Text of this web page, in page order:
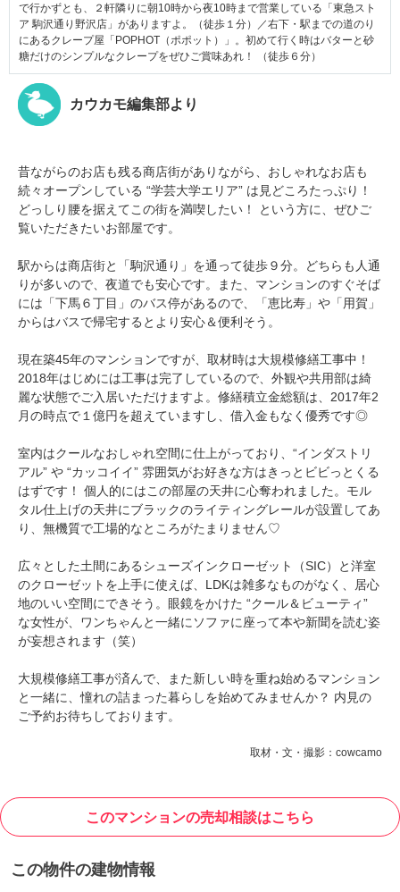
で行かずとも、２軒隣りに朝10時から夜10時まで営業している「東急スト
ア 駒沢通り野沢店」がありますよ。（徒歩１分）／右下・駅までの道のり
にあるクレープ屋「POPHOT（ポポット）」。初めて行く時はバターと砂
糖だけのシンプルなクレープをぜひご賞味あれ！ （徒歩６分）
カウカモ編集部より
昔ながらのお店も残る商店街がありながら、おしゃれなお店も
続々オープンしている “学芸大学エリア” は見どころたっぷり！
どっしり腰を据えてこの街を満喫したい！ という方に、ぜひご
覧いただきたいお部屋です。
駅からは商店街と「駒沢通り」を通って徒歩９分。どちらも人通
りが多いので、夜道でも安心です。また、マンションのすぐそば
には「下馬６丁目」のバス停があるので、「恵比寿」や「用賀」
からはバスで帰宅するとより安心＆便利そう。
現在築45年のマンションですが、取材時は大規模修繕工事中！
2018年はじめには工事は完了しているので、外観や共用部は綺
麗な状態でご入居いただけますよ。修繕積立金総額は、2017年2
月の時点で１億円を超えていますし、借入金もなく優秀です◎
室内はクールなおしゃれ空間に仕上がっており、“インダストリ
アル” や “カッコイイ” 雰囲気がお好きな方はきっとビビっとくる
はずです！ 個人的にはこの部屋の天井に心奪われました。モル
タル仕上げの天井にブラックのライティングレールが設置してあ
り、無機質で工場的なところがたまりません♡
広々とした土間にあるシューズインクローゼット（SIC）と洋室
のクローゼットを上手に使えば、LDKは雑多なものがなく、居心
地のいい空間にできそう。眼鏡をかけた “クール＆ビューティ”
な女性が、ワンちゃんと一緒にソファに座って本や新聞を読む姿
が妄想されます（笑）
大規模修繕工事が済んで、また新しい時を重ね始めるマンション
と一緒に、憧れの詰まった暮らしを始めてみませんか？ 内見の
ご予約お待ちしております。
取材・文・撮影：cowcamo
このマンションの売却相談はこちら
この物件の建物情報